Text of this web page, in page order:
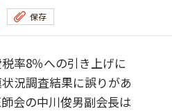
保存
率8％への引き上げに
況調査結果に誤りがあ
会の中川俊男副会長は